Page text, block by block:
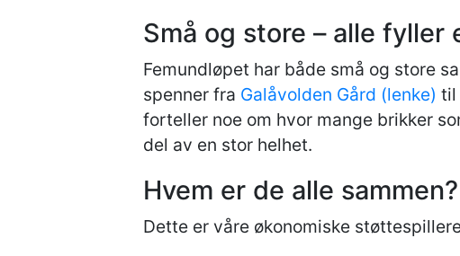
Små og store – alle fyller
Femundløpet har både små og store
spenner fra Galåvolden Gård (lenke) til
forteller noe om hvor mange brikker
del av en stor helhet.
Hvem er de alle sammen?
Dette er våre økonomiske